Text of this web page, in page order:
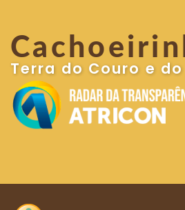
Terra do Couro e